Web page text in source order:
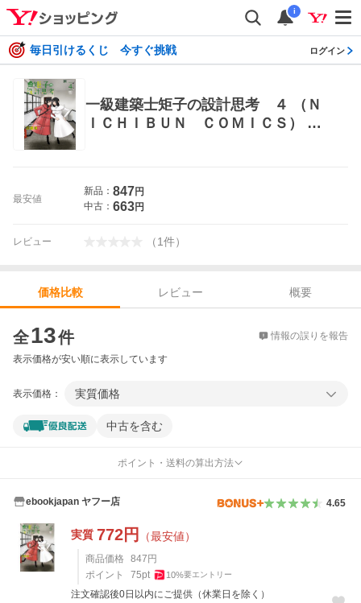
i
毎日引けるくじ 今すぐ挑戦 ログイン
一級建築士矩子の設計思考 ４ （Ｎ
ＩＣＨＩＢＵＮ ＣＯＭＩＣＳ） 鬼
最安値
新品： 847円
中古： 663円
レビュー （1件）
価格比較 レビュー
概要
全13件 情報の誤りを報告
表示価格が安い順に表示しています
表示価格： 実質価格
中古を含む
ポイント・送料の算出方法
ebookjapan ヤフー店 4.65
実質 772円 （最安値）
商品価格 847 円
ポイント
75pt 10%要エントリー
注文確認後0日以内にご提供（休業日を除く）